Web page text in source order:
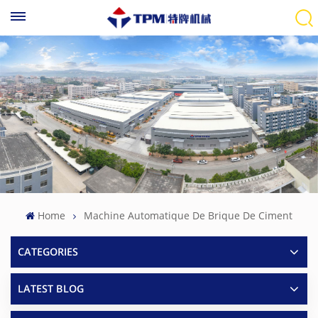
Home Machine Automatique De Brique De Ciment
CATEGORIES
LATEST BLOG